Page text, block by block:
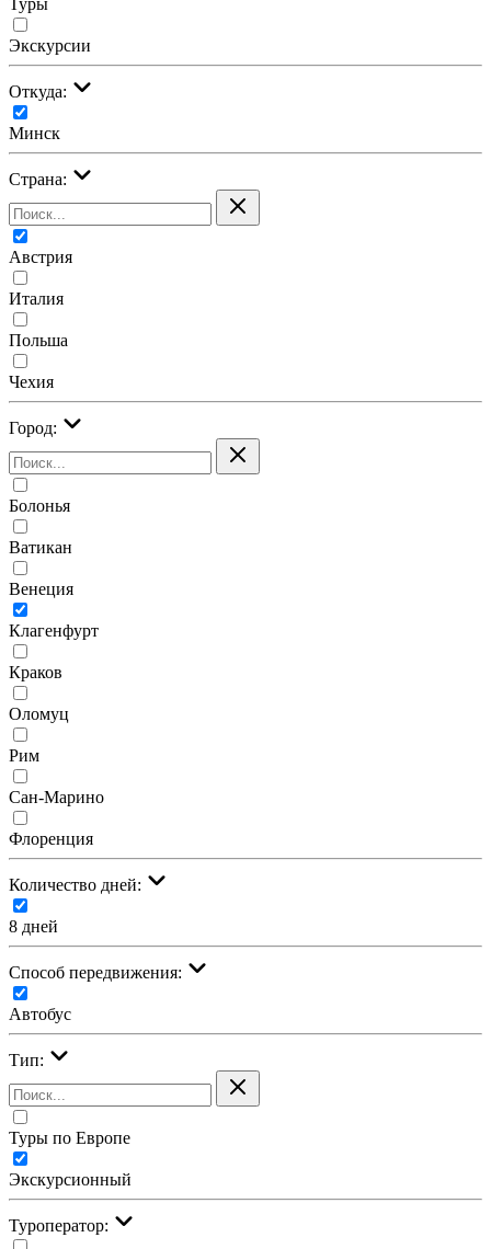
Экскурсии
Откуда:
Минск
Страна:
Австрия
Италия
Польша
Чехия
Город:
Болонья
Ватикан
Венеция
Клагенфурт
Краков
Оломуц
Рим
Сан-Марино
Флоренция
Количество дней:
8 дней
Cпособ передвижения:
Автобус
Тип:
Туры по Европе
Экскурсионный
Туроператор: